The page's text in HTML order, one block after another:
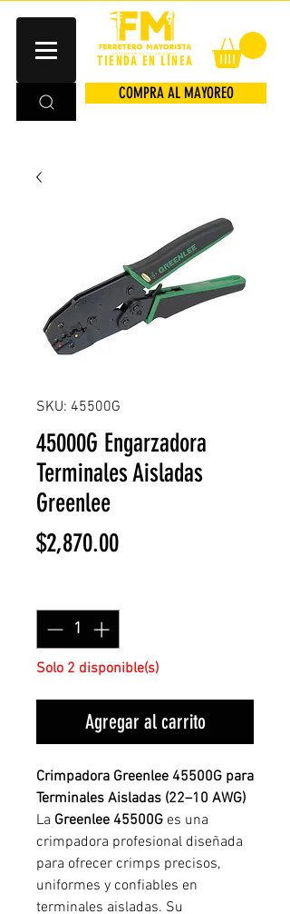
TIENDA EN LÍNEA
COMPRA AL MAYOREO
SKU: 45500G
45000G Engarzadora
Terminales Aisladas
Greenlee
$2,870.00Precio
Solo 2 disponible(s)
Agregar al carrito
Crimpadora Greenlee 45500G para
Terminales Aisladas (22–10 AWG)
La Greenlee 45500G es una
crimpadora profesional diseñada
para ofrecer crimps precisos,
uniformes y confiables en
terminales aisladas. Su